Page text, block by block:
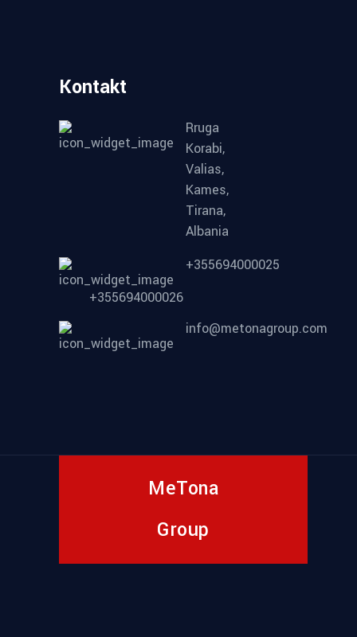
Kontakt
Rruga
Korabi,
Valias,
Kames,
Tirana,
Albania
+355694000025
+355694000026
info@metonagroup.com
MeTona
Group